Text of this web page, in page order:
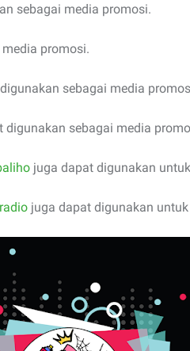
sebagai media promosi.
promosi.
sebagai media
digunakan sebagai media
juga dapat digunakan
radio juga dapat digunakan